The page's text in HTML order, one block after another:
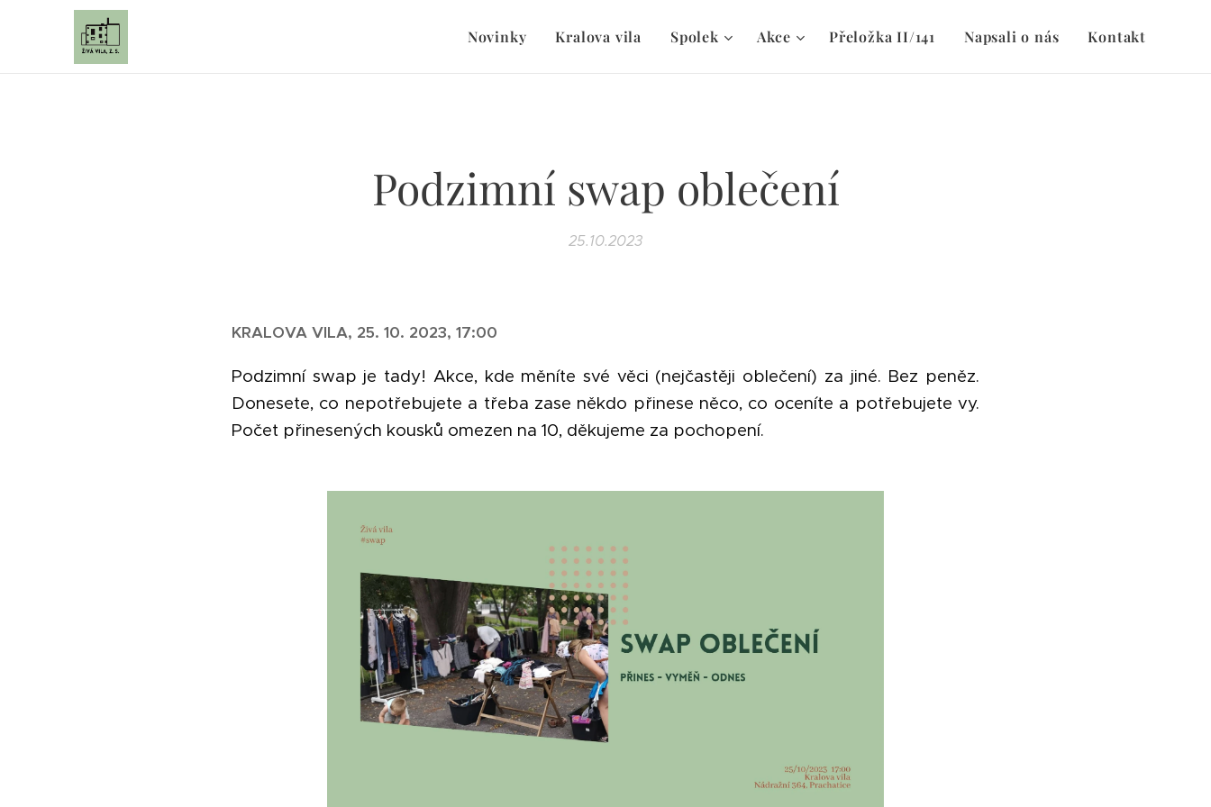
Novinky Kralova vila Spolek Akce Přeložka II/141 Napsali o nás Kontakt
Podzimní swap oblečení
25.10.2023
KRALOVA VILA, 25. 10. 2023, 17:00
Podzimní swap je tady! Akce, kde měníte své věci (nejčastěji oblečení) za jiné. Bez peněz.
Donesete, co nepotřebujete a třeba zase někdo přinese něco, co oceníte a potřebujete vy.
Počet přinesených kousků omezen na 10, děkujeme za pochopení.